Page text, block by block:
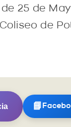
25 de
de
📘